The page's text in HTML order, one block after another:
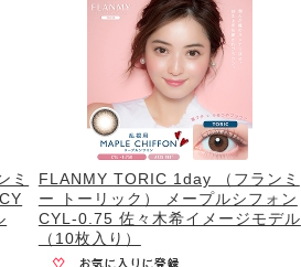
ミ
FLANMY TORIC 1day （フランミ
ー トーリック） メープルシフォン
CYL-0.75 佐々木希イメージモデル
（10枚入り）